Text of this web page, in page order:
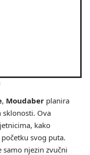
, Moudaber planira
sklonosti. Ova
kako
svog puta.
samo njezin zvučni